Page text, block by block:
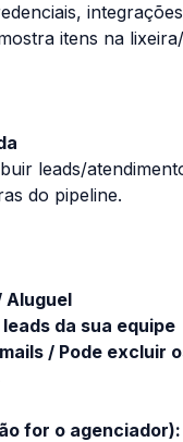
itens na
leads/
do pipeline.
Aluguel
da sua equipe
/ Pode excluir
for o agenciador):